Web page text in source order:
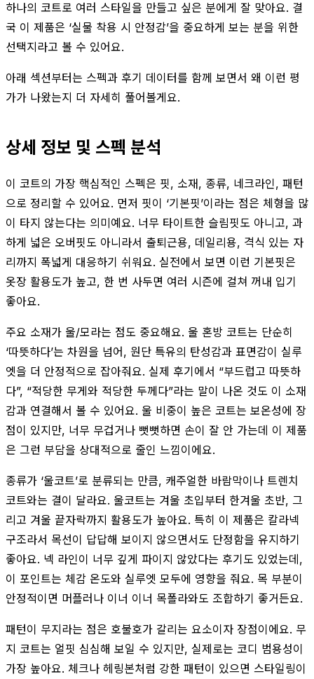
하나의 코트로 여러 스타일을 만들고 싶은 분에게 잘 맞아요. 결
국 이 제품은 ‘실물 착용 시 안정감’을 중요하게 보는 분을 위한
선택지라고 볼 수 있어요.
아래 섹션부터는 스펙과 후기 데이터를 함께 보면서 왜 이런 평
가가 나왔는지 더 자세히 풀어볼게요.
상세 정보 및 스펙 분석
이 코트의 가장 핵심적인 스펙은 핏, 소재, 종류, 네크라인, 패턴
으로 정리할 수 있어요. 먼저 핏이 ‘기본핏’이라는 점은 체형을 많
이 타지 않는다는 의미예요. 너무 타이트한 슬림핏도 아니고, 과
하게 넓은 오버핏도 아니라서 출퇴근용, 데일리용, 격식 있는 자
리까지 폭넓게 대응하기 쉬워요. 실전에서 보면 이런 기본핏은
옷장 활용도가 높고, 한 번 사두면 여러 시즌에 걸쳐 꺼내 입기
좋아요.
주요 소재가 울/모라는 점도 중요해요. 울 혼방 코트는 단순히
‘따뜻하다’는 차원을 넘어, 원단 특유의 탄성감과 표면감이 실루
엣을 더 안정적으로 잡아줘요. 실제 후기에서 “부드럽고 따뜻하
다”, “적당한 무게와 적당한 두께다”라는 말이 나온 것도 이 소재
감과 연결해서 볼 수 있어요. 울 비중이 높은 코트는 보온성에 장
점이 있지만, 너무 무겁거나 뻣뻣하면 손이 잘 안 가는데 이 제품
은 그런 부담을 상대적으로 줄인 느낌이에요.
종류가 ‘울코트’로 분류되는 만큼, 캐주얼한 바람막이나 트렌치
코트와는 결이 달라요. 울코트는 겨울 초입부터 한겨울 초반, 그
리고 겨울 끝자락까지 활용도가 높아요. 특히 이 제품은 칼라넥
구조라서 목선이 답답해 보이지 않으면서도 단정함을 유지하기
좋아요. 넥 라인이 너무 깊게 파이지 않았다는 후기도 있었는데,
이 포인트는 체감 온도와 실루엣 모두에 영향을 줘요. 목 부분이
안정적이면 머플러나 이너 이너 목폴라와도 조합하기 좋거든요.
패턴이 무지라는 점은 호불호가 갈리는 요소이자 장점이에요. 무
지 코트는 얼핏 심심해 보일 수 있지만, 실제로는 코디 범용성이
가장 높아요. 체크나 헤링본처럼 강한 패턴이 있으면 스타일링이